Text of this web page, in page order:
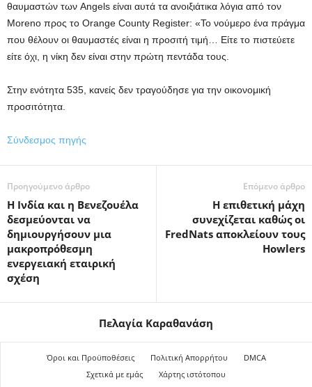
θαυμαστών των Angels είναι αυτά τα ανοιξιάτικα λόγια από τον
Moreno προς το Orange County Register: «Το νούμερο ένα πράγμα
που θέλουν οι θαυμαστές είναι η προσιτή τιμή… Είτε το πιστεύετε
είτε όχι, η νίκη δεν είναι στην πρώτη πεντάδα τους.
Στην ενότητα 535, κανείς δεν τραγούδησε για την οικονομική
προσιτότητα.
Σύνδεσμος πηγής
Προηγούμενο άρθρο
Η Ινδία και η Βενεζουέλα
δεσμεύονται να
δημιουργήσουν μια
μακροπρόθεσμη
ενεργειακή εταιρική
σχέση
Επόμενο άρθρο
Η επιθετική μάχη
συνεχίζεται καθώς οι
FredNats αποκλείουν τους
Howlers
Πελαγία Καραθανάση
Όροι και Προϋποθέσεις Πολιτική Απορρήτου
DMCA
Σχετικά με εμάς
Χάρτης ιστότοπου